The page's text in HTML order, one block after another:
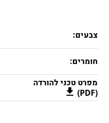
צבעים:
חומרים:
מפרט טכני להורדה
(PDF)